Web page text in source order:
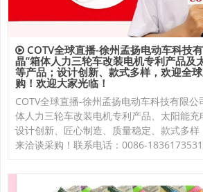
COTV全球直播-徐州孟扬电动车科技
晶”箱体人力三轮车改装电机专利产品及
等产品；设计创新、款式多样，欢迎全
购！欢迎大家光临！
COTV全球直播-徐州孟扬电动车科技有限公
体人力三轮车改装电机专利产品、太阳能充
设计创新、匠心制造、质量稳定、款式多
来洽谈采购！联系电话：0086-